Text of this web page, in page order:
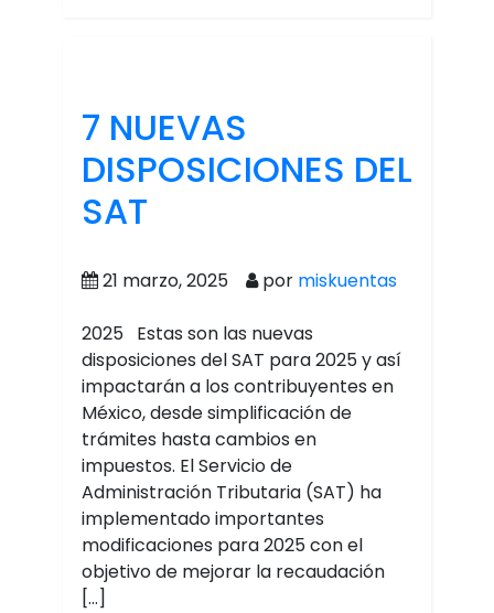
7 NUEVAS
DISPOSICIONES DEL
SAT
21 marzo, 2025 por miskuentas
2025 Estas son las nuevas
disposiciones del SAT para 2025 y así
impactarán a los contribuyentes en
México, desde simplificación de
trámites hasta cambios en
impuestos. El Servicio de
Administración Tributaria (SAT) ha
implementado importantes
modificaciones para 2025 con el
objetivo de mejorar la recaudación
[…]